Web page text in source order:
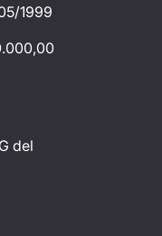
1999
del